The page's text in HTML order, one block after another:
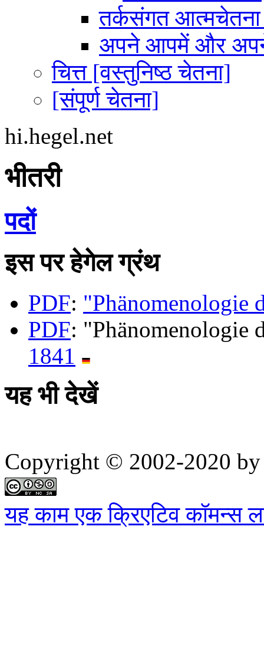
तर्कसंगत आत्मचेतना
अपने आपमें और अपने
चित्त [वस्तुनिष्ठ चेतना]
[संपूर्ण चेतना]
hi.hegel.net
भीतरी
पदों
इस पर हेगेल ग्रंथ
PDF: "Phänomenologie
PDF: "Phänomenologie
1841
यह भी देखें
Copyright © 2002-2020 by
यह काम एक क्रिएटिव कॉमन्स